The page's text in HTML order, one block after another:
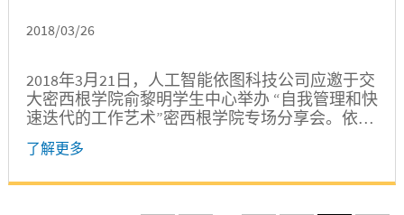
2018/03/26
2018年3月21日，人工智能依图科技公司应邀于交
大密西根学院俞黎明学生中心举办 “自我管理和快
速迭代的工作艺术”密西根学院专场分享会。依图
科技资深产品经理周元剑、产品经理王曦担任主
讲嘉宾。
了解更多